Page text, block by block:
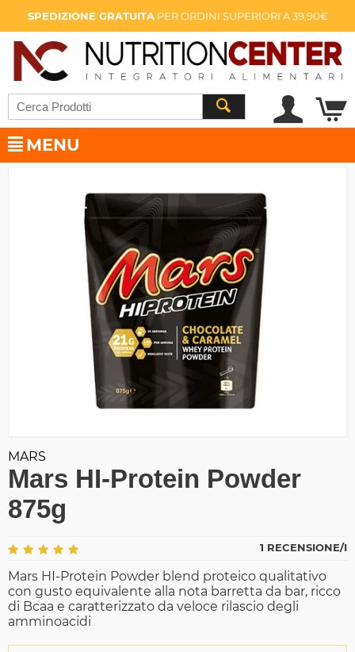
SPEDIZIONE GRATUITAPER ORDINI SUPERIORI A 39,90€
MENU
MARS
Mars HI-Protein Powder
875g
1 RECENSIONE/I
Mars HI-Protein Powder blend proteico qualitativo
con gusto equivalente alla nota barretta da bar, ricco
di Bcaa e caratterizzato da veloce rilascio degli
amminoacidi